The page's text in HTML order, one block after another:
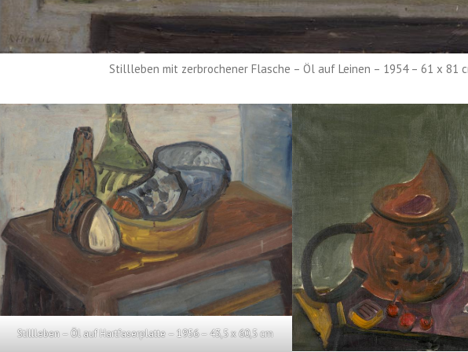
Stillleben mit zerbrochener Flasche – Öl auf Leinen – 1954 – 61 x 81
Stillleben – Öl auf Hartfaserplatte – 1956 – 43,5 x 60,5 cm